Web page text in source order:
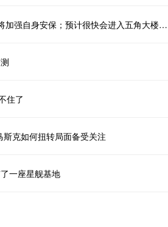
加强自身安保；预计很快会进入五角大楼
住了
斯克如何扭转局面备受关注
一座星舰基地